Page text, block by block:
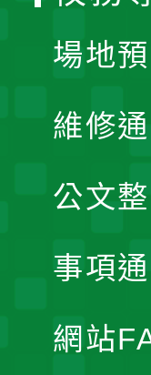
場地
維修
公文
事項
網站